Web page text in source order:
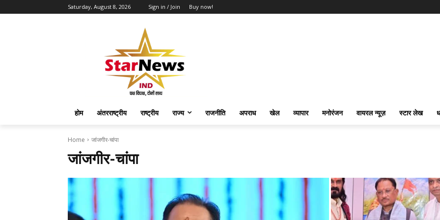
Saturday, August 8, 2026 Sign in / Join Buy now!
होम अंतरराष्ट्रीय राष्ट्रीय राज्य राजनीति अपराध खेल व्यापार मनोरंजन वायरल न्यूज़ स्टार लेख
Home जांजगीर-चांपा
जांजगीर-चांपा